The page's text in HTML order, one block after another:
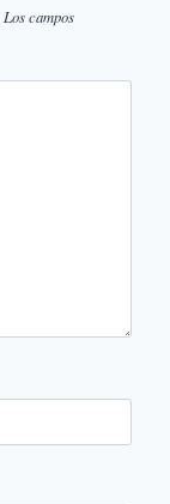
Los campos